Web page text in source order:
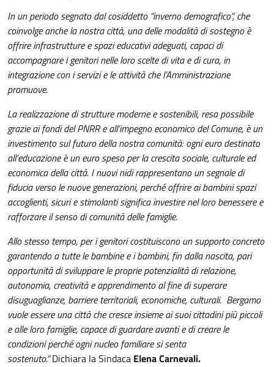
In un periodo segnato dal cosiddetto “inverno demografico”, che
coinvolge anche la nostra città, una delle modalità di sostegno è
offrire infrastrutture e spazi educativi adeguati, capaci di
accompagnare i genitori nelle loro scelte di vita e di cura, in
integrazione con i servizi e le attività che l’Amministrazione
promuove.
La realizzazione di strutture moderne e sostenibili, resa possibile
grazie ai fondi del PNRR e all’impegno economico del Comune, è un
investimento sul futuro della nostra comunità: ogni euro destinato
all’educazione è un euro speso per la crescita sociale, culturale ed
economica della città. I nuovi nidi rappresentano un segnale di
fiducia verso le nuove generazioni, perché offrire ai bambini spazi
accoglienti, sicuri e stimolanti significa investire nel loro benessere e
rafforzare il senso di comunità delle famiglie.
Allo stesso tempo, per i genitori costituiscono un supporto concreto
garantendo a tutte le bambine e i bambini, fin dalla nascita, pari
opportunità di sviluppare le proprie potenzialità di relazione,
autonomia, creatività e apprendimento al fine di superare
disuguaglianze, barriere territoriali, economiche, culturali. Bergamo
vuole essere una città che cresce insieme ai suoi cittadini più piccoli
e alle loro famiglie, capace di guardare avanti e di creare le
condizioni perché ogni nucleo familiare si senta
sostenuto.”Dichiara la Sindaca Elena Carnevali.